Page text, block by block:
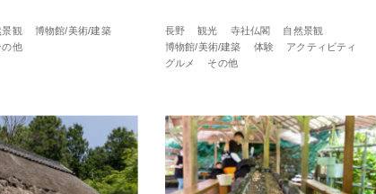
景観
博物館/美術/建築
の他
長野 観光 寺社仏閣
自然景観
博物館/美術/建築
体験
アクティビティ
グルメ
その他